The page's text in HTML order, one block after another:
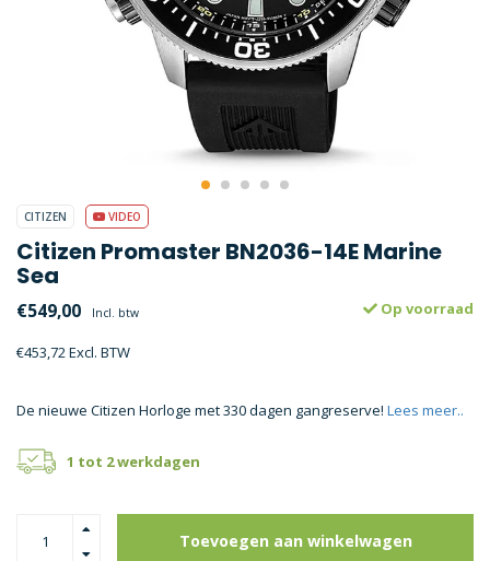
CITIZEN VIDEO
Citizen Promaster BN2036-14E Marine
Sea
€549,00 Incl. btw
€453,72 Excl. BTW
Op voorraad
De nieuwe Citizen Horloge met 330 dagen gangreserve! Lees meer..
1 tot 2 werkdagen
Toevoegen aan winkelwagen